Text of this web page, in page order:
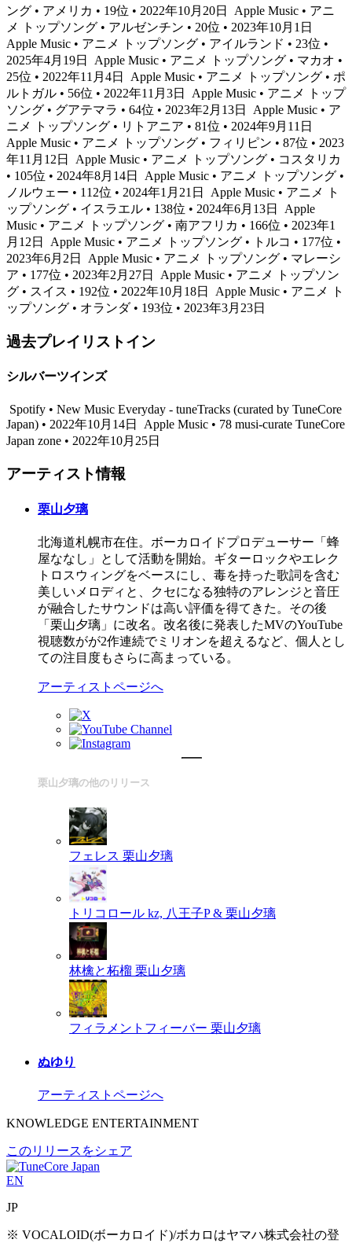
ング • アメリカ • 19位 • 2022年10月20日
Apple Music • アニ
メ トップソング • アルゼンチン • 20位 • 2023年10月1日
Apple Music • アニメ トップソング • アイルランド • 23位 •
2025年4月19日
Apple Music • アニメ トップソング • マカオ •
25位 • 2022年11月4日
Apple Music • アニメ トップソング • ポ
ルトガル • 56位 • 2022年11月3日
Apple Music • アニメ トップ
ソング • グアテマラ • 64位 • 2023年2月13日
Apple Music • ア
ニメ トップソング • リトアニア • 81位 • 2024年9月11日
Apple Music • アニメ トップソング • フィリピン • 87位 • 2023
年11月12日
Apple Music • アニメ トップソング • コスタリカ
• 105位 • 2024年8月14日
Apple Music • アニメ トップソング •
ノルウェー • 112位 • 2024年1月21日
Apple Music • アニメ ト
ップソング • イスラエル • 138位 • 2024年6月13日
Apple
Music • アニメ トップソング • 南アフリカ • 166位 • 2023年1
月12日
Apple Music • アニメ トップソング • トルコ • 177位 •
2023年6月2日
Apple Music • アニメ トップソング • マレーシ
ア • 177位 • 2023年2月27日
Apple Music • アニメ トップソン
グ • スイス • 192位 • 2022年10月18日
Apple Music • アニメ ト
ップソング • オランダ • 193位 • 2023年3月23日
過去プレイリストイン
シルバーツインズ
Spotify • New Music Everyday - tuneTracks (curated by TuneCore
Japan) • 2022年10月14日
Apple Music • 78 musi-curate TuneCore
Japan zone • 2022年10月25日
アーティスト情報
栗山夕璃
北海道札幌市在住。ボーカロイドプロデューサー「蜂
屋ななし」として活動を開始。ギターロックやエレク
トロスウィングをベースにし、毒を持った歌詞を含む
美しいメロディと、クセになる独特のアレンジと音圧
が融合したサウンドは高い評価を得てきた。その後
「栗山夕璃」に改名。改名後に発表したMVのYouTube
視聴数がが2作連続でミリオンを超えるなど、個人とし
ての注目度もさらに高まっている。
アーティストページへ
栗山夕璃の他のリリース
フェレス 栗山夕璃
トリコロール kz, 八王子P & 栗山夕璃
林檎と柘榴 栗山夕璃
フィラメントフィーバー 栗山夕璃
ぬゆり
アーティストページへ
KNOWLEDGE ENTERTAINMENT
このリリースをシェア
EN
JP
※ VOCALOID(ボーカロイド)/ボカロはヤマハ株式会社の登